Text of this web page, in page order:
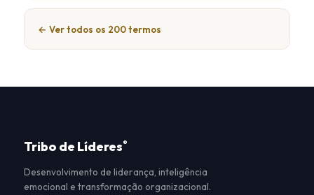
← Ver todos os 200 termos
Tribo de Líderes®
Desenvolvimento de liderança, inteligência
emocional e transformação organizacional.